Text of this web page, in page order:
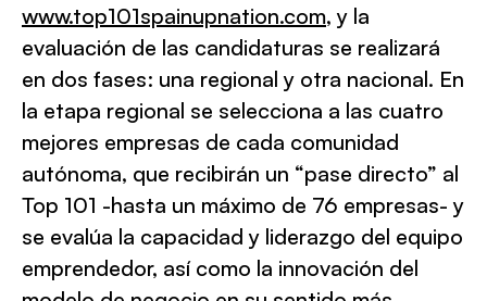
www.top101spainupnation.com, y la
evaluación de las candidaturas se realizará
en dos fases: una regional y otra nacional. En
la etapa regional se selecciona a las cuatro
mejores empresas de cada comunidad
autónoma, que recibirán un “pase directo” al
Top 101 -hasta un máximo de 76 empresas- y
se evalúa la capacidad y liderazgo del equipo
emprendedor, así como la innovación del